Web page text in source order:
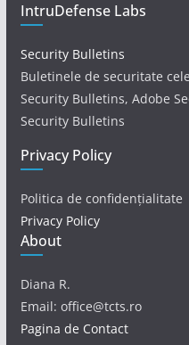
IntruDefense Labs
Security Bulletins
Buletinele de securitate
Security Bulletins, Adobe
Security Bulletins
Privacy Policy
Politica de confidențialitate
Privacy Policy
About
Diana R.
Email: office@tcts.ro
Pagina de Contact